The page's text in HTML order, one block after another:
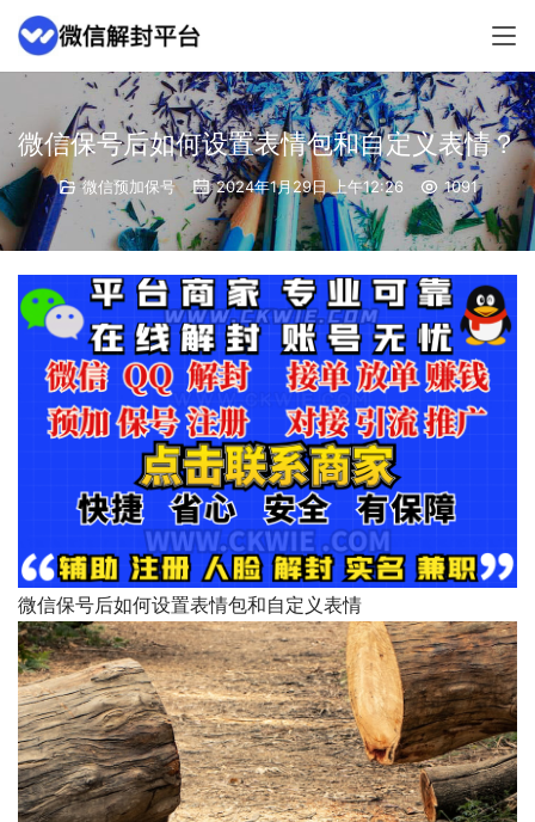
微信保号后如何设置表情包和自定义表情？
微信预加保号 2024年1月29日 上午12:26 1091
微信保号后如何设置表情包和自定义表情